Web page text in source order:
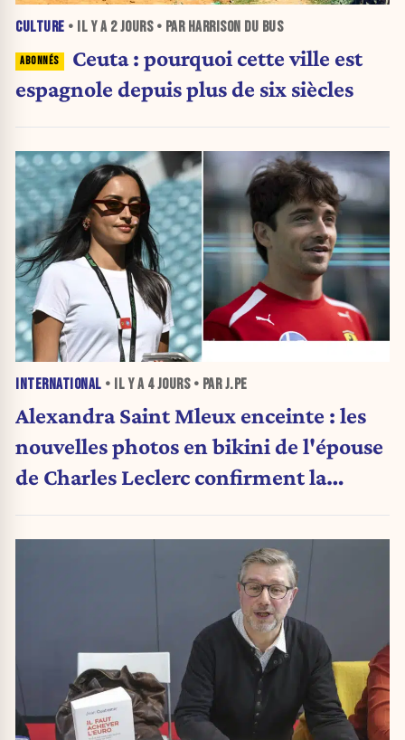
CULTURE • IL Y A 2 JOURS• PAR HARRISON DU BUS
Ceuta : pourquoi cette ville est
espagnole depuis plus de six siècles
INTERNATIONAL • IL Y A 4 JOURS• PAR J.PE
Alexandra Saint Mleux enceinte : les
nouvelles photos en bikini de l'épouse
de Charles Leclerc confirment la